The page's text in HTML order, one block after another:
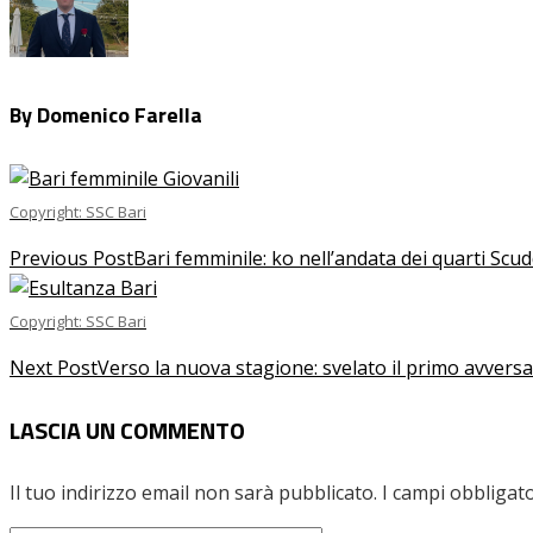
By Domenico Farella
Copyright: SSC Bari
Previous PostBari femminile: ko nell’andata dei quarti
Copyright: SSC Bari
Next PostVerso la nuova stagione: svelato il primo
LASCIA UN COMMENTO
Il tuo indirizzo email non sarà pubblicato. I campi